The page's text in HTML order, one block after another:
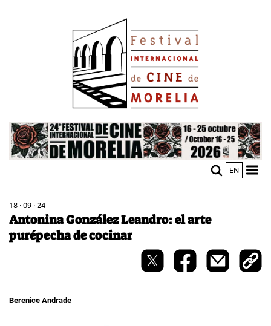
Image
EN
18 · 09 · 24
Antonina González Leandro: el arte
purépecha de cocinar
Berenice Andrade